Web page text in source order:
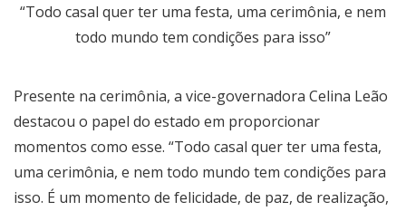
“Todo casal quer ter uma festa, uma cerimônia, e nem
todo mundo tem condições para isso”
Presente na cerimônia, a vice-governadora Celina Leão
destacou o papel do estado em proporcionar
momentos como esse. “Todo casal quer ter uma festa,
uma cerimônia, e nem todo mundo tem condições para
isso. É um momento de felicidade, de paz, de realização,